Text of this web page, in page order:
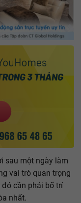
sau một ngày làm
vai trò quan trọng
cần phải bố trí
nhất.